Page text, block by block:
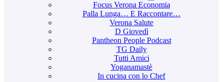
Focus Verona Economia
Palla Lunga… E Raccontare…
Verona Salute
D Giovedì
Pantheon People Podcast
TG Daily
Tutti Amici
Yoganamastè
In cucina con lo Chef